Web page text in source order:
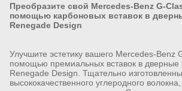
Преобразите свой Mercedes-Benz G-
помощью карбоновых вставок в
Renegade Design
Улучшите эстетику вашего Mercedes-Benz
помощью премиальных вставок в дверные
Renegade Design. Тщательно
высококачественного углеродного волокна,